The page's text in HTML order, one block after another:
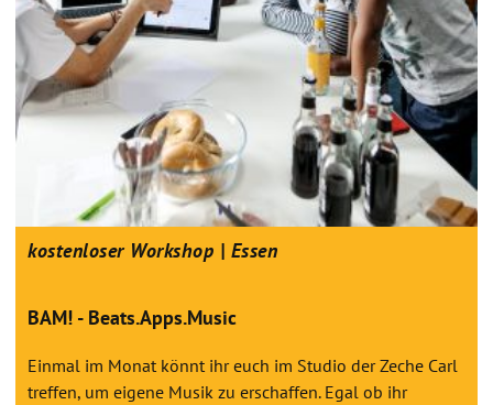
kostenloser Workshop | Essen
BAM! - Beats.Apps.Music
Einmal im Monat könnt ihr euch im Studio der Zeche Carl
treffen, um eigene Musik zu erschaffen. Egal ob ihr